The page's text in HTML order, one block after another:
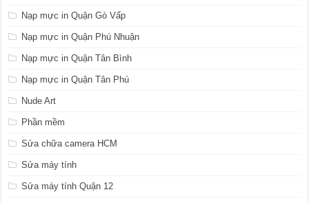
Nạp mực in Quận Gò Vấp
Nạp mực in Quận Phú Nhuận
Nạp mực in Quận Tân Bình
Nạp mực in Quận Tân Phú
Nude Art
Phần mềm
Sửa chữa camera HCM
Sửa máy tính
Sửa máy tính Quận 12